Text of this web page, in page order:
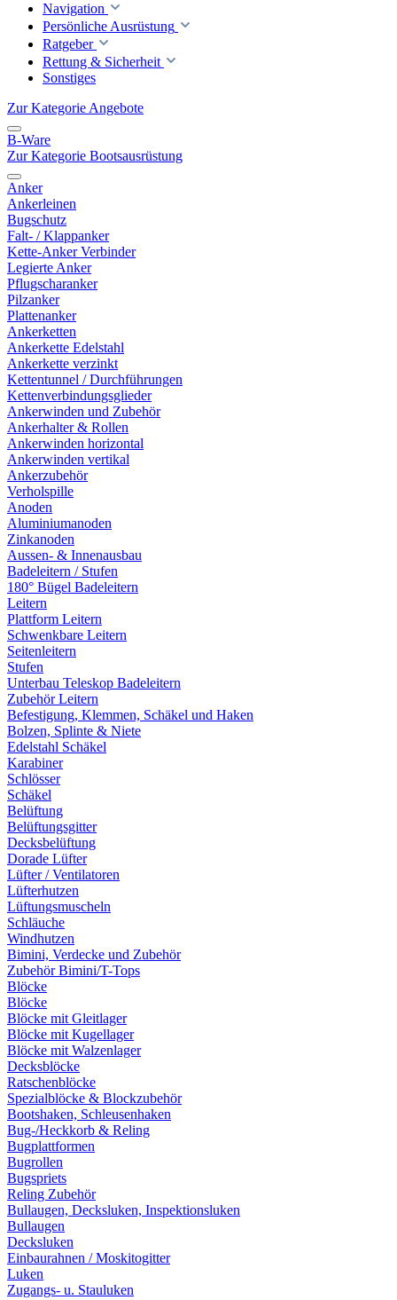
Navigation
Persönliche Ausrüstung
Ratgeber
Rettung & Sicherheit
Sonstiges
Zur Kategorie Angebote
B-Ware
Zur Kategorie Bootsausrüstung
Anker
Ankerleinen
Bugschutz
Falt- / Klappanker
Kette-Anker Verbinder
Legierte Anker
Pflugscharanker
Pilzanker
Plattenanker
Ankerketten
Ankerkette Edelstahl
Ankerkette verzinkt
Kettentunnel / Durchführungen
Kettenverbindungsglieder
Ankerwinden und Zubehör
Ankerhalter & Rollen
Ankerwinden horizontal
Ankerwinden vertikal
Ankerzubehör
Verholspille
Anoden
Aluminiumanoden
Zinkanoden
Aussen- & Innenausbau
Badeleitern / Stufen
180° Bügel Badeleitern
Leitern
Plattform Leitern
Schwenkbare Leitern
Seitenleitern
Stufen
Unterbau Teleskop Badeleitern
Zubehör Leitern
Befestigung, Klemmen, Schäkel und Haken
Bolzen, Splinte & Niete
Edelstahl Schäkel
Karabiner
Schlösser
Schäkel
Belüftung
Belüftungsgitter
Decksbelüftung
Dorade Lüfter
Lüfter / Ventilatoren
Lüfterhutzen
Lüftungsmuscheln
Schläuche
Windhutzen
Bimini, Verdecke und Zubehör
Zubehör Bimini/T-Tops
Blöcke
Blöcke
Blöcke mit Gleitlager
Blöcke mit Kugellager
Blöcke mit Walzenlager
Decksblöcke
Ratschenblöcke
Spezialblöcke & Blockzubehör
Bootshaken, Schleusenhaken
Bug-/Heckkorb & Reling
Bugplattformen
Bugrollen
Bugspriets
Reling Zubehör
Bullaugen, Decksluken, Inspektionsluken
Bullaugen
Decksluken
Einbaurahnen / Moskitogitter
Luken
Zugangs- u. Stauluken